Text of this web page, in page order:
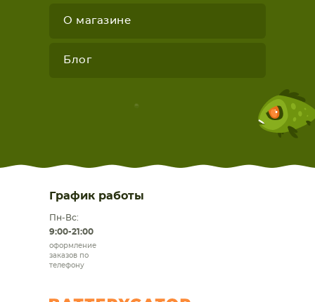
О магазине
Блог
График работы
Пн-Вс:
9:00-21:00
оформление
заказов по
телефону